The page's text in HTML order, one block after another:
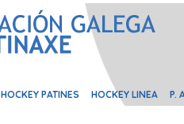
HOCKEY PATINES HOCKEY LINEA P.